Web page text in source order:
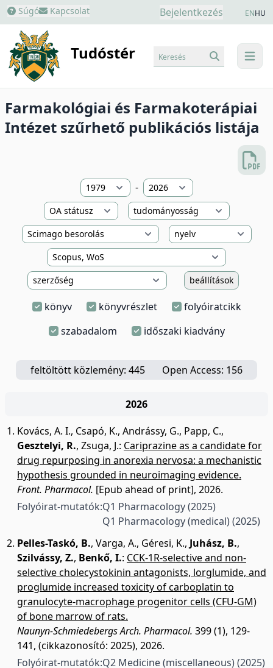
Súgó Kapcsolat Bejelentkezés ENHU
Tudóstér menu
Keresés
Farmakológiai és Farmakoterápiai
Intézet szűrhető publikációs listája
-
beállítások
könyv könyvrészlet
folyóiratcikk
szabadalom
időszaki kiadvány
feltöltött közlemény: 445 Open Access: 156
2026
Kovács, A. I., Csapó, K., Andrássy, G., Papp, C.,
Gesztelyi, R., Zsuga, J.: Cariprazine as a candidate for
drug repurposing in anorexia nervosa: a mechanistic
hypothesis grounded in neuroimaging evidence.
Front. Pharmacol. [Epub ahead of print], 2026.
Folyóirat-mutatók:Q1 Pharmacology(2025)
Q1 Pharmacology (medical)(2025)
Pelles-Taskó, B., Varga, A., Géresi, K., Juhász, B.,
Szilvássy, Z., Benkő, I.: CCK-1R-selective and non-
selective cholecystokinin antagonists, lorglumide, and
proglumide increased toxicity of carboplatin to
granulocyte-macrophage progenitor cells (CFU-GM)
of bone marrow of rats.
Naunyn-Schmiedebergs Arch. Pharmacol. 399 (1), 129-
141, (cikkazonosító: 2025), 2026.
Folyóirat-mutatók:Q2 Medicine (miscellaneous)(2025)